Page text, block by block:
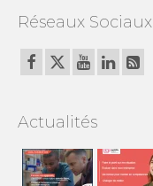
Réseaux Sociaux
Actualités